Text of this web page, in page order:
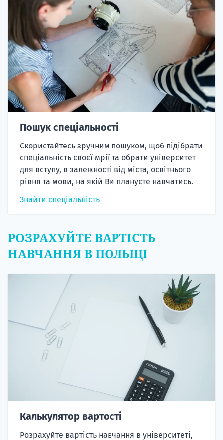
Пошук спеціальності
Скористайтесь зручним пошуком, щоб підібрати
спеціальність своєї мрії та обрати університет
для вступу, в залежності від міста, освітнього
рівня та мови, на якій Ви плануєте навчатись.
Знайти спеціальність
РОЗРАХУЙТЕ ВАРТІСТЬ
НАВЧАННЯ В ПОЛЬЩІ
Калькулятор вартості
Розрахуйте вартість навчання в університеті,